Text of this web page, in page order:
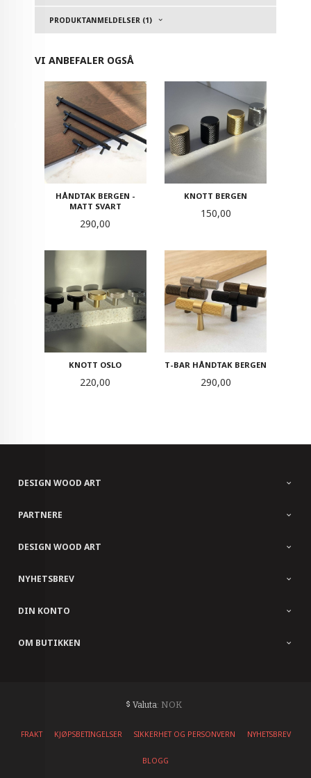
PRODUKTANMELDELSER (1)
VI ANBEFALER OGSÅ
HÅNDTAK BERGEN -
MATT SVART
Pris
290,00
KNOTT BERGEN
Pris
150,00
KNOTT OSLO
Pris
220,00
T-BAR HÅNDTAK BERGEN
Pris
290,00
DESIGN WOOD ART
PARTNERE
DESIGN WOOD ART
NYHETSBREV
DIN KONTO
OM BUTIKKEN
Valuta: NOK
FRAKT KJØPSBETINGELSER SIKKERHET OG PERSONVERN NYHETSBREV
BLOGG